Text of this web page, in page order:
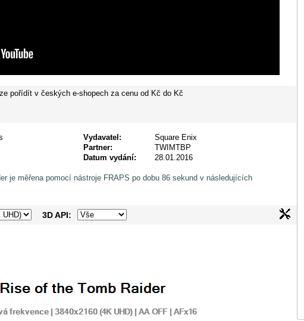
pořídít v českých e-shopech za cenu od Kč do Kč
Vydavatel:
Square Enix
Partner:
TWIMTBP
Datum vydání: 28.01.2016
je měřena pomocí nástroje FRAPS po dobu 86 sekund v následujících
3D API: